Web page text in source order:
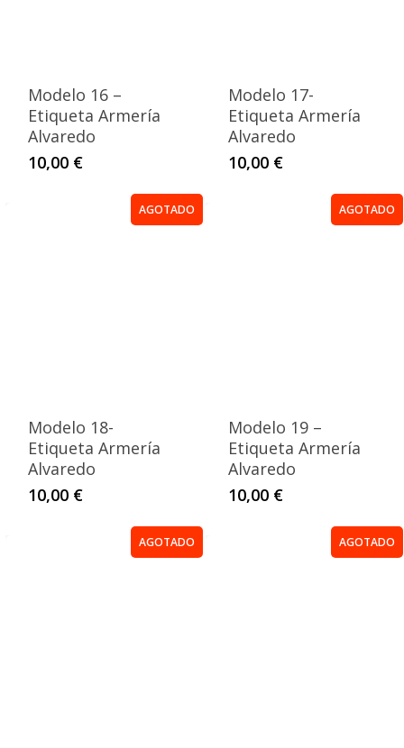
Modelo 16 –
Etiqueta Armería
Alvaredo
10,00 €
Modelo 17-
Etiqueta Armería
Alvaredo
10,00 €
Modelo 18-
Etiqueta Armería
Alvaredo
10,00 €
AGOTADO
Modelo 19 –
Etiqueta Armería
Alvaredo
10,00 €
AGOTADO
AGOTADO AGOTADO